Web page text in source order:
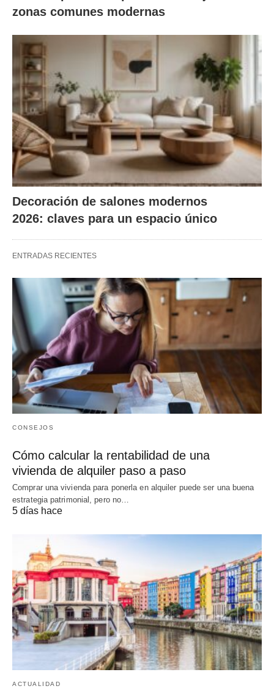
zonas comunes modernas
Decoración de salones modernos
2026: claves para un espacio único
ENTRADAS RECIENTES
CONSEJOS
Cómo calcular la rentabilidad de una
vivienda de alquiler paso a paso
Comprar una vivienda para ponerla en alquiler puede ser una buena
estrategia patrimonial, pero no…
5 días hace
ACTUALIDAD